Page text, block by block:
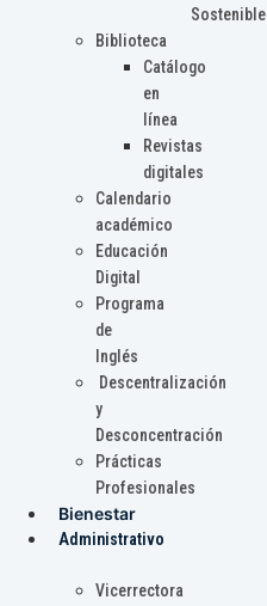
Sostenible
Biblioteca
Catálogo
en
línea
Revistas
digitales
Calendario
académico
Educación
Digital
Programa
de
Inglés
Descentralización
y
Desconcentración
Prácticas
Profesionales
Bienestar
Administrativo
Vicerrectora